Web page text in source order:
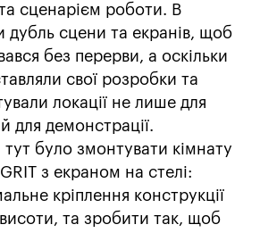
сценарієм роботи. В
дубль сцени та екранів, щоб
без перерви, а оскільки
свої розробки та
локації не лише для
для демонстрації.
було змонтувати кімнату
з екраном на стелі:
кріплення конструкції
та зробити так, щоб